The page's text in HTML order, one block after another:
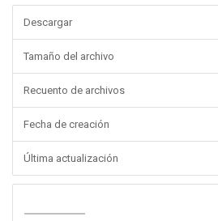
Descargar
Tamaño del archivo
Recuento de archivos
Fecha de creación
Última actualización